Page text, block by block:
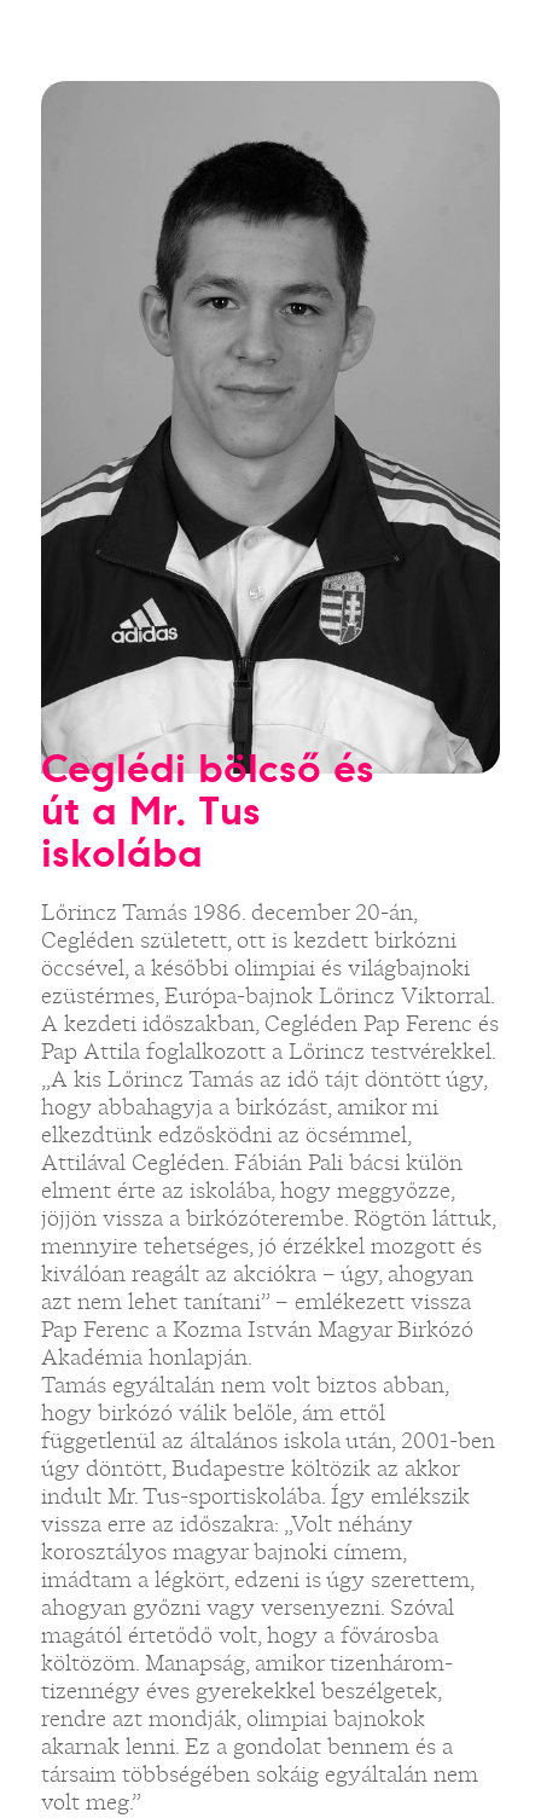
Ceglédi bölcső és
út a Mr. Tus
iskolába
Lőrincz Tamás 1986. december 20-án,
Cegléden született, ott is kezdett birkózni
öccsével, a későbbi olimpiai és világbajnoki
ezüstérmes, Európa-bajnok Lőrincz Viktorral.
A kezdeti időszakban, Cegléden Pap Ferenc és
Pap Attila foglalkozott a Lőrincz testvérekkel.
„A kis Lőrincz Tamás az idő tájt döntött úgy,
hogy abbahagyja a birkózást, amikor mi
elkezdtünk edzősködni az öcsémmel,
Attilával Cegléden. Fábián Pali bácsi külön
elment érte az iskolába, hogy meggyőzze,
jöjjön vissza a birkózóterembe. Rögtön láttuk,
mennyire tehetséges, jó érzékkel mozgott és
kiválóan reagált az akciókra – úgy, ahogyan
azt nem lehet tanítani” – emlékezett vissza
Pap Ferenc a Kozma István Magyar Birkózó
Akadémia honlapján.
Tamás egyáltalán nem volt biztos abban,
hogy birkózó válik belőle, ám ettől
függetlenül az általános iskola után, 2001-ben
úgy döntött, Budapestre költözik az akkor
indult Mr. Tus-sportiskolába. Így emlékszik
vissza erre az időszakra: „Volt néhány
korosztályos magyar bajnoki címem,
imádtam a légkört, edzeni is úgy szerettem,
ahogyan győzni vagy versenyezni. Szóval
magától értetődő volt, hogy a fővárosba
költözöm. Manapság, amikor tizenhárom-
tizennégy éves gyerekekkel beszélgetek,
rendre azt mondják, olimpiai bajnokok
akarnak lenni. Ez a gondolat bennem és a
társaim többségében sokáig egyáltalán nem
volt meg.”